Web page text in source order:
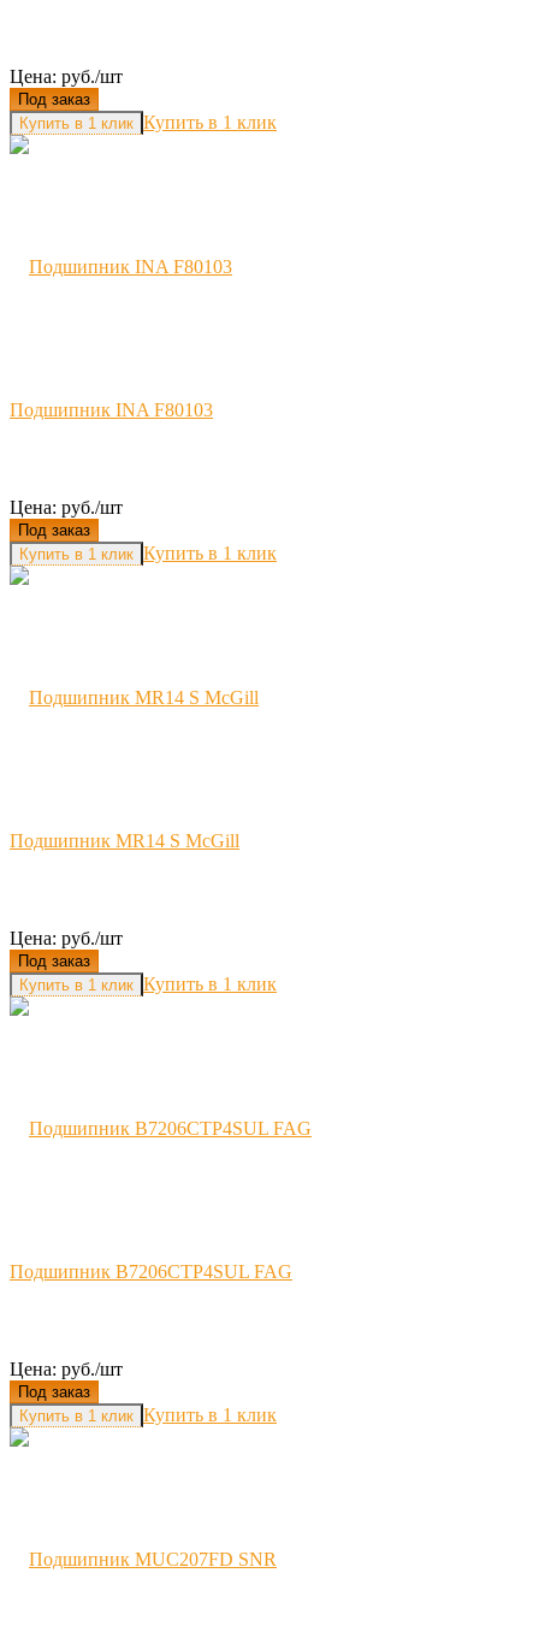
Цена: руб./шт
Под заказ
Купить в 1 клик
Подшипник INA F80103
Цена: руб./шт
Под заказ
Купить в 1 клик
Подшипник MR14 S McGill
Цена: руб./шт
Под заказ
Купить в 1 клик
Подшипник B7206CTP4SUL FAG
Цена: руб./шт
Под заказ
Купить в 1 клик